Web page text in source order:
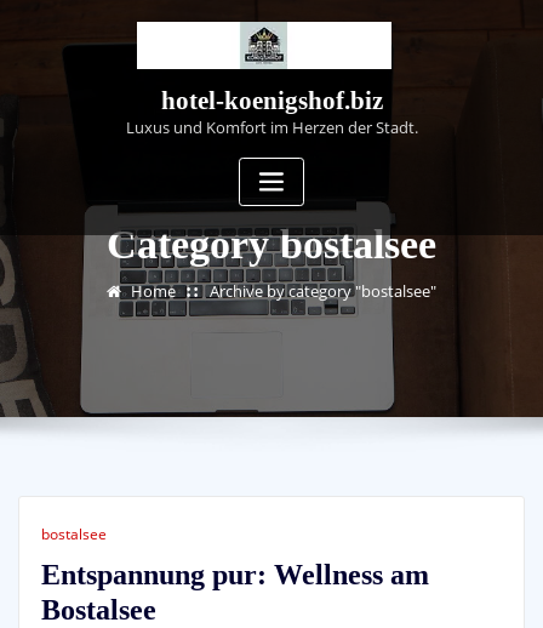
hotel-koenigshof.biz
Luxus und Komfort im Herzen der Stadt.
Category bostalsee
Home Archive by category "bostalsee"
bostalsee
Entspannung pur: Wellness am
Bostalsee